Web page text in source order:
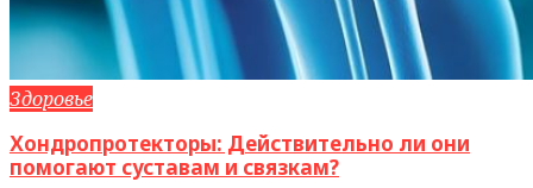
Здоровье
Хондропротекторы: Действительно ли они
помогают суставам и связкам?